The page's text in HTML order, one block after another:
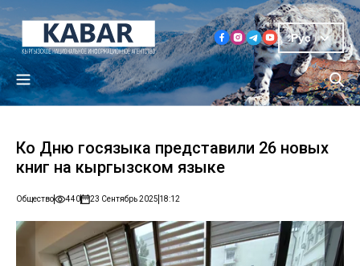
Рус
Ко Дню госязыка представили 26 новых
книг на кыргызском языке
Общество 440 23 Сентябрь 2025 18:12